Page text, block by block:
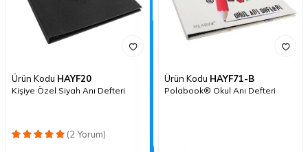
Ürün Kodu HAYF20
Kişiye Özel Siyah Anı Defteri
(2 Yorum)
Ürün Kodu HAYF71-B
Polabook® Okul Anı Defteri